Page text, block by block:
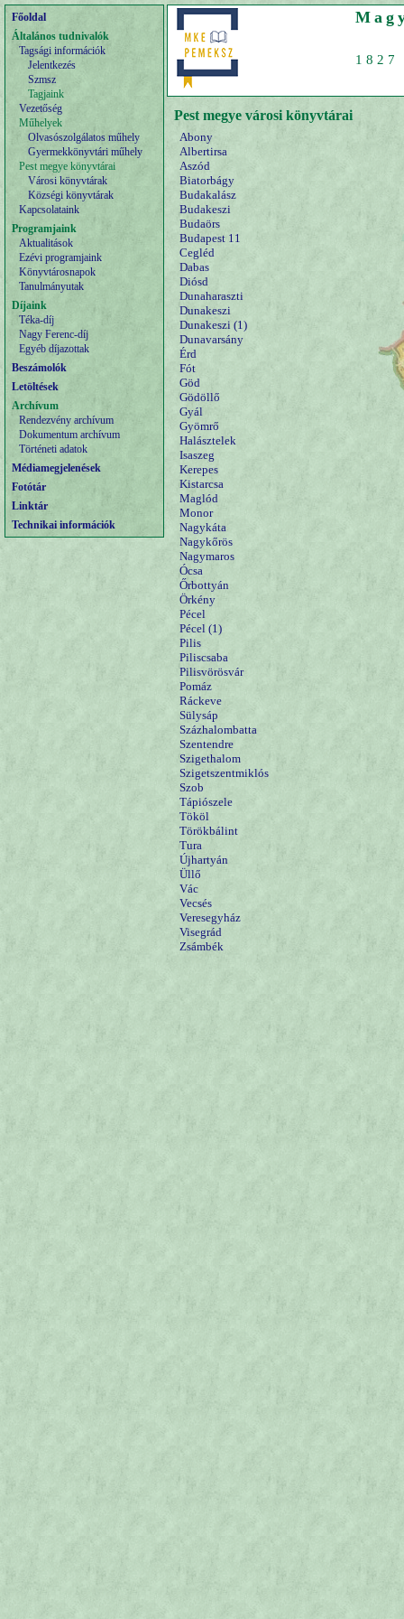
Főoldal
Általános tudnivalók
Tagsági információk
Jelentkezés
Szmsz
Tagjaink
Vezetőség
Műhelyek
Olvasószolgálatos műhely
Gyermekkönyvtári műhely
Pest megye könyvtárai
Városi könyvtárak
Községi könyvtárak
Kapcsolataink
Programjaink
Aktualitások
Ezévi programjaink
Könyvtárosnapok
Tanulmányutak
Díjaink
Téka-díj
Nagy Ferenc-díj
Egyéb díjazottak
Beszámolók
Letöltések
Archívum
Rendezvény archívum
Dokumentum archívum
Történeti adatok
Médiamegjelenések
Fotótár
Linktár
Technikai információk
Pest megye városi könyvtárai
Abony
Albertirsa
Aszód
Biatorbágy
Budakalász
Budakeszi
Budaörs
Budapest 11
Cegléd
Dabas
Diósd
Dunaharaszti
Dunakeszi
Dunakeszi (1)
Dunavarsány
Érd
Fót
Göd
Gödöllő
Gyál
Gyömrő
Halásztelek
Isaszeg
Kerepes
Kistarcsa
Maglód
Monor
Nagykáta
Nagykőrös
Nagymaros
Ócsa
Őrbottyán
Örkény
Pécel
Pécel (1)
Pilis
Piliscsaba
Pilisvörösvár
Pomáz
Ráckeve
Sülysáp
Százhalombatta
Szentendre
Szigethalom
Szigetszentmiklós
Szob
Tápiószele
Tököl
Törökbálint
Tura
Újhartyán
Üllő
Vác
Vecsés
Veresegyház
Visegrád
Zsámbék